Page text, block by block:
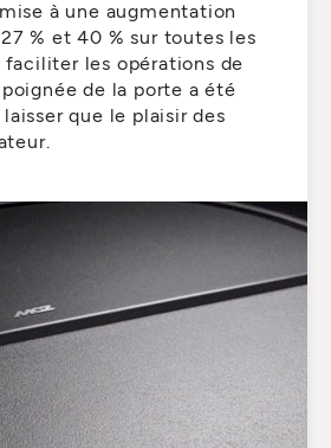
à une augmentation
% et 40 % sur toutes les
faciliter les opérations de
de la porte a été
que le plaisir des